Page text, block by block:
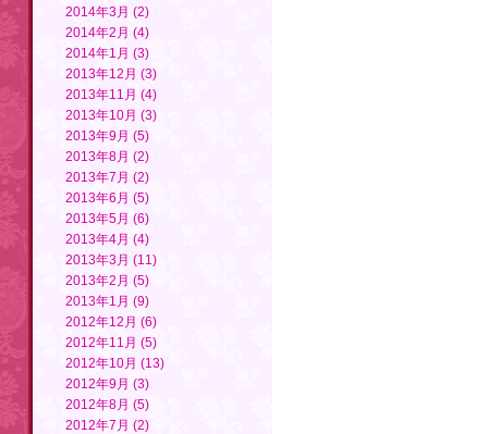
2014年3月 (2)
2014年2月 (4)
2014年1月 (3)
2013年12月 (3)
2013年11月 (4)
2013年10月 (3)
2013年9月 (5)
2013年8月 (2)
2013年7月 (2)
2013年6月 (5)
2013年5月 (6)
2013年4月 (4)
2013年3月 (11)
2013年2月 (5)
2013年1月 (9)
2012年12月 (6)
2012年11月 (5)
2012年10月 (13)
2012年9月 (3)
2012年8月 (5)
2012年7月 (2)